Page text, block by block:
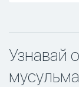
Узнавай